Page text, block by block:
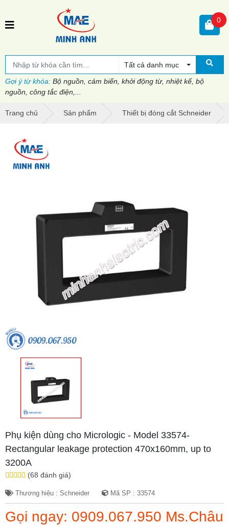
Tất cả danh mục
Gợi ý từ khóa: Bộ nguồn, cảm biến, khởi động từ, nhiệt kế, bộ
nguồn, công tắc điện,...
0
Trang chủ Sản phẩm Thiết bị đóng cắt Schneider
Phụ kiện dùng cho Micrologic - Model 33574-
Rectangular leakage protection 470x160mm, up to
3200A
(68 đánh giá)
Thương hiệu : Schneider Mã SP : 33574
Gọi ngay: 0909.067.950 Ms.Châu